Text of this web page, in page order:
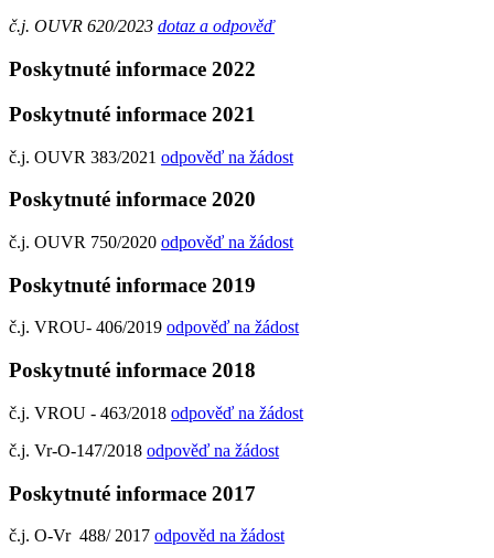
č.j. OUVR 620/2023 dotaz a odpověď
Poskytnuté informace 2022
Poskytnuté informace 2021
č.j. OUVR 383/2021 odpověď na žádost
Poskytnuté informace 2020
č.j. OUVR 750/2020 odpověď na žádost
Poskytnuté informace 2019
č.j. VROU- 406/2019 odpověď na žádost
Poskytnuté informace 2018
č.j. VROU - 463/2018 odpověď na žádost
č.j. Vr-O-147/2018 odpověď na žádost
Poskytnuté informace 2017
č.j. O-Vr 488/ 2017 odpověd na žádost